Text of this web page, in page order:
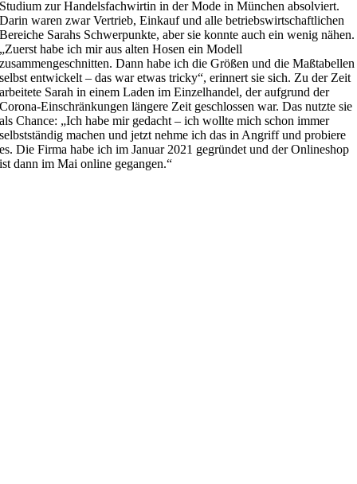
Studium zur Handelsfachwirtin in der Mode in München absolviert.
Darin waren zwar Vertrieb, Einkauf und alle betriebswirtschaftlichen
Bereiche Sarahs Schwerpunkte, aber sie konnte auch ein wenig nähen.
„Zuerst habe ich mir aus alten Hosen ein Modell
zusammengeschnitten. Dann habe ich die Größen und die Maßtabellen
selbst entwickelt – das war etwas tricky“, erinnert sie sich. Zu der Zeit
arbeitete Sarah in einem Laden im Einzelhandel, der aufgrund der
Corona-Einschränkungen längere Zeit geschlossen war. Das nutzte sie
als Chance: „Ich habe mir gedacht – ich wollte mich schon immer
selbstständig machen und jetzt nehme ich das in Angriff und probiere
es. Die Firma habe ich im Januar 2021 gegründet und der Onlineshop
ist dann im Mai online gegangen.“